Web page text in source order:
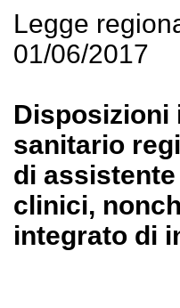
Legge
01/06/2017
Disposizioni
sanitario
di
clinici,
integrato di